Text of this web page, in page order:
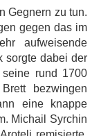
Gegnern zu tun.
gegen das im
aufweisende
sorgte dabei der
seine rund 1700
bezwingen
eine knappe
Michail Syrchin